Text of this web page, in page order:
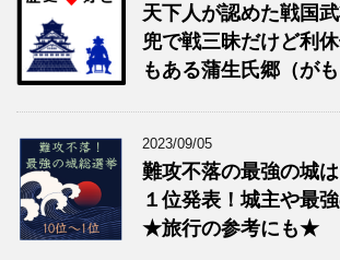
天下人が認めた戦国
兜で戦三昧だけど利
もある蒲生氏郷（がも
2023/09/05
難攻不落の最強の城
１位発表！城主や最
★旅行の参考にも★